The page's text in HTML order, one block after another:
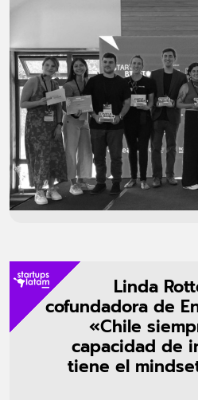
por representantes de diversas
ejecutivo de Endeavor Chile; Carmen
Emprendimiento y Start-Up Chile […]
Linda
cofundadora de
«Chile
capacidad de
tiene el